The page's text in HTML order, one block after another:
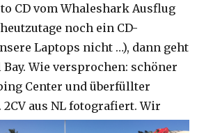
CD vom Whaleshark Ausflug
noch ein CD-
Laptops nicht …), dann geht
Bay. Wie versprochen: schöner
Center und überfüllter
2CV aus NL fotografiert. Wir